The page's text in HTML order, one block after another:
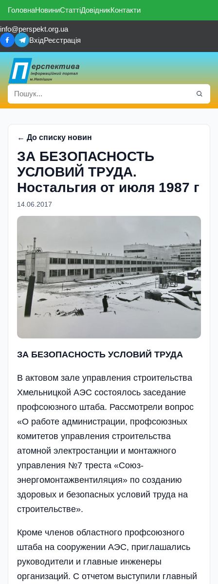
ГоловнаНовиниСтаттіДовідникКонтакти
info@perspekt.org.ua
ВхідРеєстрація
← До списку новин
ЗА БЕЗОПАСНОСТЬ
УСЛОВИЙ ТРУДА.
Ностальгия от июля 1987 г
14.06.2017
ЗА БЕЗОПАСНОСТЬ УСЛОВИЙ ТРУДА
В актовом зале управления строительства
Хмельницкой АЭС состоялось заседание
профсоюзного штаба. Рассмотрели вопрос
«О работе администрации, профсоюзных
комитетов управления строительства
атомной электростанции и монтажного
управления №7 треста «Союз­
энергомонтажвентиляция» по созданию
здоровых и безопасных условий труда на
строительстве».
Кроме членов областного профсоюзного
штаба на сооружении АЭС, приглашались
руководители и главные инженеры
организаций. С отчетом выступили главный